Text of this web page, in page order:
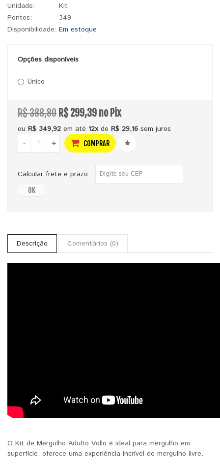
Unidade:
Kit
Pontos:
349
Disponibilidade: Em estoque
Opções disponíveis
Único
R$ 388,80 R$ 299,39 no Pix
ou R$ 349,92 em até 12xde R$ 29,16 sem juros
-
+ COMPRAR
Calcular frete e prazo
OK
Descrição Comentários (0)
O Kit de Mergulho Adulto Vollo é ideal para mergulho em
superfície, oferece uma experiência incrível de mergulho livre.